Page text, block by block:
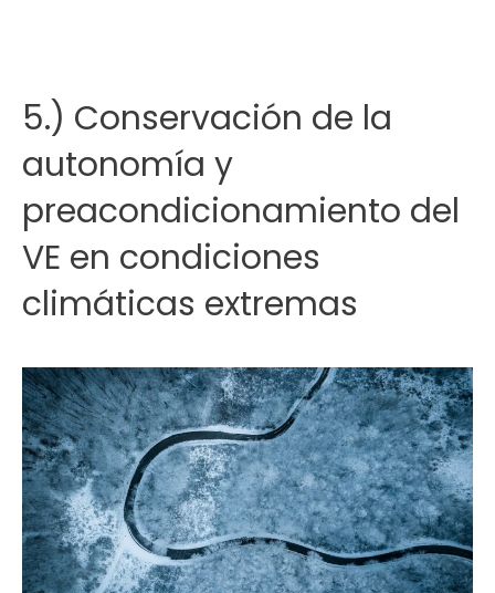
5.) Conservación de la
autonomía y
preacondicionamiento del
VE en condiciones
climáticas extremas